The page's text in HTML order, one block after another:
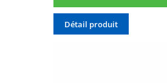
Détail produit